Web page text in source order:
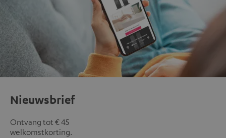
Nieuwsbrief
Ontvang tot € 45
welkomstkorting.